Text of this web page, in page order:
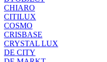
CHIARO
CITILUX
COSMO
CRISBASE
CRYSTAL LUX
DE CITY